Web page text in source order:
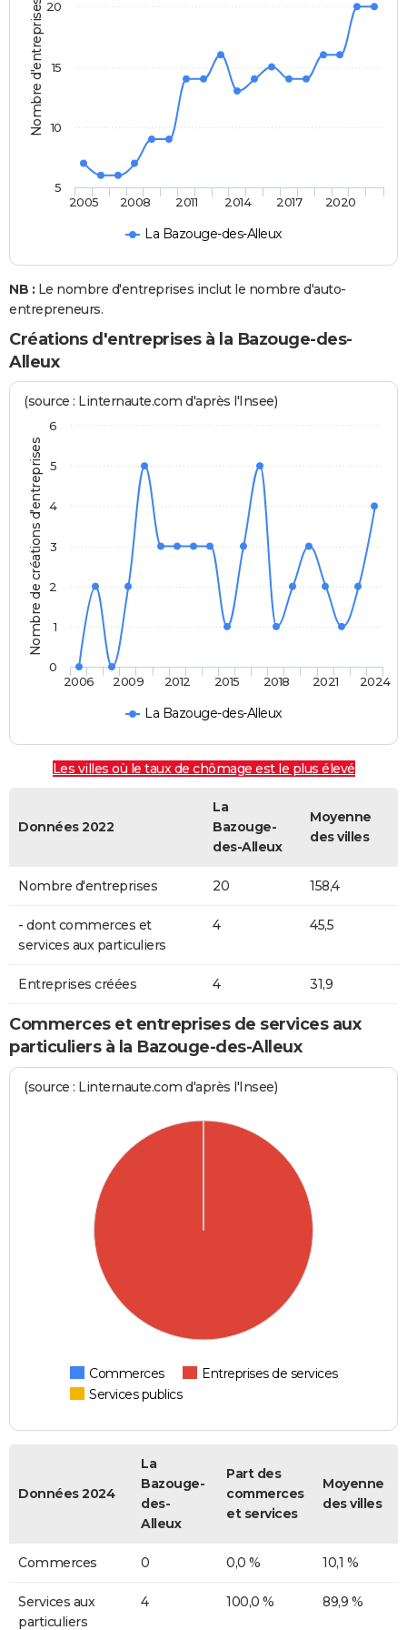
Nombre d'entreprises
La Bazouge-des-Alleux
2005 2008 2011 2014 2017 2020
5
10
15
20
NB : Le nombre d'entreprises inclut le nombre d'auto-
entrepreneurs.
Créations d'entreprises à la Bazouge-des-
Alleux
Nombre de créations d'entreprises
(source : Linternaute.com d'après l'Insee)
La Bazouge-des-Alleux
2006 2009 2012 2015 2018 2021 2024
0
1
2
3
4
5
6
Les villes où le taux de chômage est le plus élevé
Données 2022
La
Bazouge-
des-Alleux
Moyenne
des villes
Nombre d'entreprises 20 158,4
- dont commerces et
services aux particuliers
4 45,5
Entreprises créées 4 31,9
Commerces et entreprises de services aux
particuliers à la Bazouge-des-Alleux
(source : Linternaute.com d'après l'Insee)
Commerces
Entreprises de services
Services publics
Données 2024
La
Bazouge-
des-
Alleux
Part des
commerces
et services
Moyenne
des villes
Commerces 0 0,0 % 10,1 %
Services aux
particuliers
4 100,0 % 89,9 %